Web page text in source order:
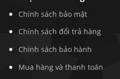
Chính sách bảo mật
Chính sách đổi trả hàng
Chính sách bảo hành
Mua hàng và thanh toán